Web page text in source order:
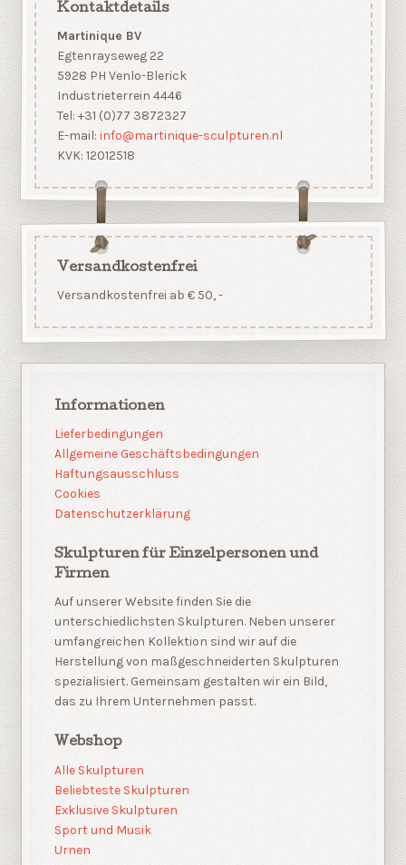
Kontaktdetails
Martinique BV
Egtenrayseweg 22
5928 PH Venlo-Blerick
Industrieterrein 4446
Tel: +31 (0)77 3872327
E-mail: info@martinique-sculpturen.nl
KVK: 12012518
Versandkostenfrei
Versandkostenfrei ab € 50, -
Informationen
Lieferbedingungen
Allgemeine Geschäftsbedingungen
Haftungsausschluss
Cookies
Datenschutzerklärung
Skulpturen für Einzelpersonen und
Firmen
Auf unserer Website finden Sie die
unterschiedlichsten Skulpturen. Neben unserer
umfangreichen Kollektion sind wir auf die
Herstellung von maßgeschneiderten Skulpturen
spezialisiert. Gemeinsam gestalten wir ein Bild,
das zu Ihrem Unternehmen passt.
Webshop
Alle Skulpturen
Beliebteste Skulpturen
Exklusive Skulpturen
Sport und Musik
Urnen